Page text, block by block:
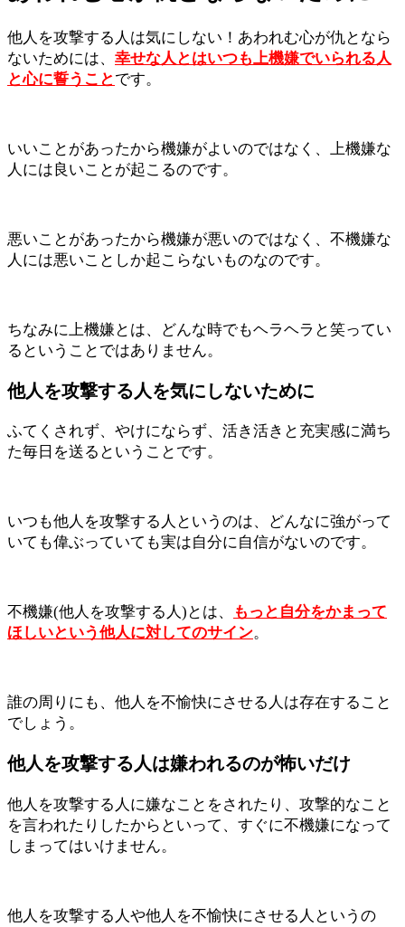
他人を攻撃する人は気にしない！あわれむ心が仇となら
ないためには、 幸せな人とはいつも上機嫌でいられる人
と心に誓うことです。
いいことがあったから機嫌がよいのではなく、上機嫌な
人には良いことが起こるのです。
悪いことがあったから機嫌が悪いのではなく、不機嫌な
人には悪いことしか起こらないものなのです。
ちなみに上機嫌とは、どんな時でもヘラヘラと笑ってい
るということではありません。
他人を攻撃する人を気にしないために
ふてくされず、やけにならず、活き活きと充実感に満ち
た毎日を送るということです。
いつも他人を攻撃する人というのは、どんなに強がって
いても偉ぶっていても実は自分に自信がないのです。
不機嫌(他人を攻撃する人)とは、
もっと自分をかまって
ほしいという他人に対してのサイン。
誰の周りにも、他人を不愉快にさせる人は存在すること
でしょう。
他人を攻撃する人は嫌われるのが怖いだけ
他人を攻撃する人に嫌なことをされたり、攻撃的なこと
を言われたりしたからといって、すぐに不機嫌になって
しまってはいけません。
他人を攻撃する人や他人を不愉快にさせる人というの